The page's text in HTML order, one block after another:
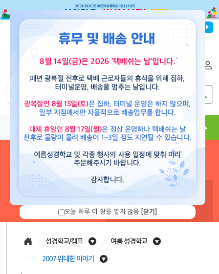
파이디온선교회
도서 뮤직 용품 현수막 콘텐츠
로그인 하시면 보유 캐쉬 확
니다.
성경학교/캠프 여름 성경학교
2007 위대한 이야기
오늘 하루 이 창을 열지 않음 [닫기]